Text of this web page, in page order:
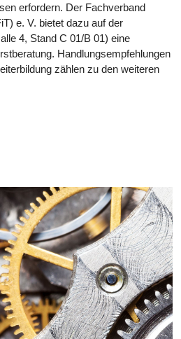
erfordern. Der Fachverband
e. V. bietet dazu auf der
4, Stand C 01/B 01) eine
Handlungsempfehlungen
zählen zu den weiteren